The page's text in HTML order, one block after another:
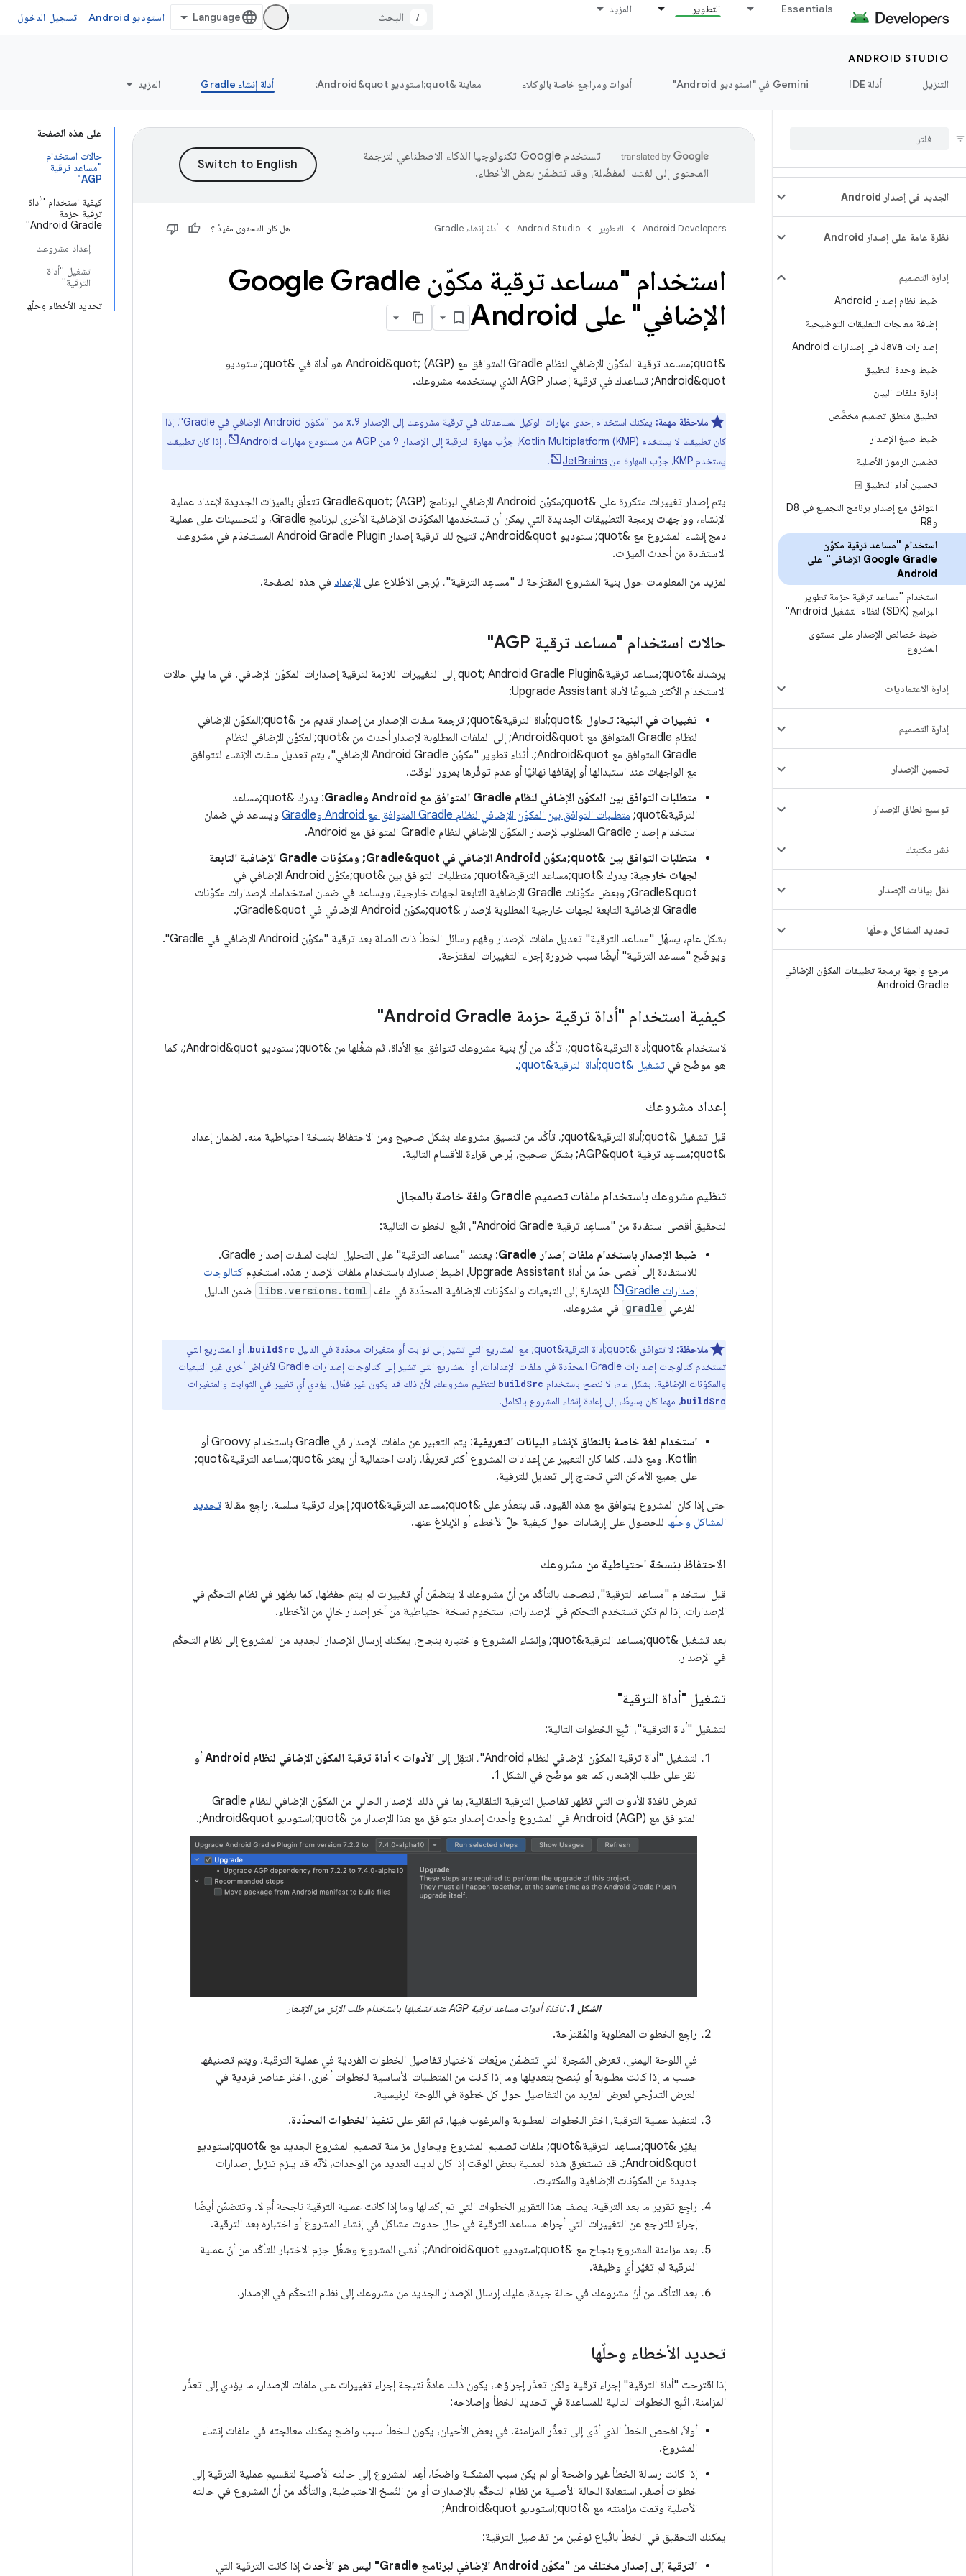
Essentials التطوير المزيد
/ استوديو Android تسجيل الدخول
ANDROID STUDIO
التنزيل
أدلة IDE ‫Gemini في "استوديو Android" أدوات ومراجع خاصة بالوكلاء معاينة &quot;استوديو Android&quot; أدلة إنشاء Gradle المزيد
الجديد في إصدار Android
نظرة عامة على إصدار Android
إدارة التصميم
ضبط نظام إصدار Android
إضافة معالجات التعليقات التوضيحية
إصدارات Java في إصدارات Android
ضبط وحدة التطبيق
إدارة ملفات البيان
تطبيق منطق تصميم مخصَّص
ضبط صيغ الإصدار
تضمين الرموز الأصلية
تحسين أداء التطبيق ⍈
التوافق مع إصدار برنامج التجميع في D8
وR8
استخدام "مساعد ترقية مكوّن
Google Gradle الإضافي" على
Android
استخدام "مساعد ترقية حزمة تطوير
البرامج (SDK) لنظام التشغيل Android"
ضبط خصائص الإصدار على مستوى
المشروع
إدارة الاعتماديات
إدارة التصميم
تحسين الإصدار
توسيع نطاق الإصدار
نشر مكتبتك
نقل بيانات الإصدار
تحديد المشاكل وحلّها
مرجع واجهة برمجة تطبيقات المكوّن الإضافي
Android Gradle
على هذه الصفحة
حالات استخدام
"مساعد ترقية
AGP"
كيفية استخدام "أداة
ترقية حزمة
Android Gradle"
إعداد مشروعك
تشغيل "أداة
الترقية"
تحديد الأخطاء وحلّها
تستخدم Google تكنولوجيا الذكاء الاصطناعي لترجمة
المحتوى إلى لغتك المفضّلة، وقد تتضمّن بعض الأخطاء.
Android Developers التطوير Android Studio أدلة إنشاء Gradle هل كان المحتوى مفيدًا؟
استخدام "مساعد ترقية مكوّن Google Gradle
الإضافي" على Android
&quot;مساعد ترقية المكوّن الإضافي لنظام Gradle المتوافق مع Android&quot; (AGP) هو أداة في &quot;استوديو
Android&quot; تساعدك في ترقية إصدار AGP الذي يستخدمه مشروعك.
ملاحظة مهمة:
يمكنك استخدام إحدى مهارات الوكيل لمساعدتك في ترقية مشروعك إلى الإصدار 9.x من "مكوّن Android الإضافي في Gradle". إذا
كان تطبيقك لا يستخدم Kotlin Multiplatform (KMP)، جرِّب مهارة الترقية إلى الإصدار 9 من AGP من
مستودع مهارات Android
. إذا كان تطبيقك
يستخدم KMP، جرِّب المهارة من
JetBrains
.
يتم إصدار تغييرات متكررة على &quot;مكوّن Android الإضافي لبرنامج Gradle&quot; (AGP) تتعلّق بالميزات الجديدة لإعداد عملية
الإنشاء، وواجهات برمجة التطبيقات الجديدة التي يمكن أن تستخدمها المكوّنات الإضافية الأخرى لبرنامج Gradle، والتحسينات على عملية
دمج إنشاء المشروع مع &quot;استوديو Android&quot;. تتيح لك ترقية إصدار Android Gradle Plugin المستخدَم في مشروعك
الاستفادة من أحدث الميزات.
لمزيد من المعلومات حول بنية المشروع المقترَحة لـ "مساعِد الترقية"، يُرجى الاطّلاع على الإعداد في هذه الصفحة.
حالات استخدام "مساعد ترقية AGP"
يرشدك &quot;مساعد ترقية&quot; Android Gradle Plugin إلى التغييرات اللازمة لترقية إصدارات المكوّن الإضافي. في ما يلي حالات
الاستخدام الأكثر شيوعًا لأداة Upgrade Assistant:
تغييرات في البنية
: تحاول &quot;أداة الترقية&quot; ترجمة ملفات الإصدار من إصدار قديم من &quot;المكوّن الإضافي
لنظام Gradle المتوافق مع Android&quot; إلى الملفات المطلوبة لإصدار أحدث من &quot;المكوّن الإضافي لنظام
Gradle المتوافق مع Android&quot;. أثناء تطوير "مكوّن Android Gradle الإضافي"، يتم تعديل ملفات الإنشاء لتتوافق
مع الواجهات عند استبدالها أو إيقافها نهائيًا أو عدم توفّرها بمرور الوقت.
متطلبات التوافق بين المكوّن الإضافي لنظام Gradle المتوافق مع Android وGradle
: يدرك &quot;مساعد
الترقية&quot;
متطلبات التوافق بين المكوّن الإضافي لنظام Gradle المتوافق مع Android وGradle
ويساعد في ضمان
استخدام إصدار Gradle المطلوب لإصدار المكوّن الإضافي لنظام Gradle المتوافق مع Android.
متطلبات التوافق بين &quot;مكوّن Android الإضافي في Gradle&quot; ومكوّنات Gradle الإضافية التابعة
لجهات خارجية
: يدرك &quot;مساعد الترقية&quot; متطلبات التوافق بين &quot;مكوّن Android الإضافي في
Gradle&quot; وبعض مكوّنات Gradle الإضافية التابعة لجهات خارجية، ويساعد في ضمان استخدامك لإصدارات مكوّنات
Gradle الإضافية التابعة لجهات خارجية المطلوبة لإصدار &quot;مكوّن Android الإضافي في Gradle&quot;.
بشكل عام، يسهّل "مساعد الترقية" تعديل ملفات الإصدار وفهم رسائل الخطأ ذات الصلة بعد ترقية "مكوّن Android الإضافي في Gradle".
ويوضّح "مساعد الترقية" أيضًا سبب ضرورة إجراء التغييرات المقترَحة.
كيفية استخدام "أداة ترقية حزمة Android Gradle"
لاستخدام &quot;أداة الترقية&quot;، تأكَّد من أنّ بنية مشروعك تتوافق مع الأداة، ثم شغِّلها من &quot;استوديو Android&quot;، كما
هو موضّح في تشغيل &quot;أداة الترقية&quot; .
إعداد مشروعك
قبل تشغيل &quot;أداة الترقية&quot;، تأكَّد من تنسيق مشروعك بشكل صحيح ومن الاحتفاظ بنسخة احتياطية منه. لضمان إعداد
&quot;مساعِد ترقية AGP&quot; بشكل صحيح، يُرجى قراءة الأقسام التالية.
تنظيم مشروعك باستخدام ملفات تصميم Gradle ولغة خاصة بالمجال
لتحقيق أقصى استفادة من "مساعِد ترقية Android Gradle"، اتّبِع الخطوات التالية:
ضبط الإصدار باستخدام ملفات إصدار Gradle
: يعتمد "مساعد الترقية" على التحليل الثابت لملفات إصدار Gradle.
للاستفادة إلى أقصى حدّ من أداة Upgrade Assistant، اضبط إصدارك باستخدام ملفات الإصدار هذه. استخدِم
كتالوجات
إصدارات Gradle
للإشارة إلى التبعيات والمكوّنات الإضافية المحدّدة في ملف libs.versions.toml ضمن الدليل
الفرعي gradle في مشروعك.
ملاحظة: لا تتوافق &quot;أداة الترقية&quot; مع المشاريع التي تشير إلى ثوابت أو متغيرات محدّدة في الدليل buildSrc، أو المشاريع التي
تستخدم كتالوجات إصدارات Gradle المحدّدة في ملفات الإعدادات، أو المشاريع التي تشير إلى كتالوجات إصدارات Gradle لأغراض أخرى غير التبعيات
والمكوّنات الإضافية. بشكل عام، لا ننصح باستخدام buildSrc لتنظيم مشروعك، لأنّ ذلك قد يكون غير فعّال. يؤدي أي تغيير في الثوابت والمتغيرات
buildSrc، مهما كان بسيطًا، إلى إعادة إنشاء المشروع بالكامل.
استخدام لغة خاصة بالنطاق لإنشاء البيانات التعريفية
: يتم التعبير عن ملفات الإصدار في Gradle باستخدام Groovy أو
Kotlin. ومع ذلك، كلما كان التعبير عن إعدادات المشروع أكثر تعريفًا، زادت احتمالية أن يعثر &quot;مساعد الترقية&quot;
على جميع الأماكن التي تحتاج إلى تعديل للترقية.
حتى إذا كان المشروع يتوافق مع هذه القيود، قد يتعذّر على &quot;مساعد الترقية&quot; إجراء ترقية سلسة. راجِع مقالة
تحديد
المشاكل وحلّها للحصول على إرشادات حول كيفية حلّ الأخطاء أو الإبلاغ عنها.
الاحتفاظ بنسخة احتياطية من مشروعك
قبل استخدام "مساعد الترقية"، ننصحك بالتأكّد من أنّ مشروعك لا يتضمّن أي تغييرات لم يتم حفظها، كما يظهر في نظام التحكّم في
الإصدارات. إذا لم تكن تستخدم التحكم في الإصدارات، استخدِم نسخة احتياطية من آخر إصدار خالٍ من الأخطاء.
بعد تشغيل &quot;مساعد الترقية&quot; وإنشاء المشروع واختباره بنجاح، يمكنك إرسال الإصدار الجديد من المشروع إلى نظام التحكّم
في الإصدار.
تشغيل "أداة الترقية"
لتشغيل "أداة الترقية"، اتّبِع الخطوات التالية:
لتشغيل "أداة ترقية المكوّن الإضافي لنظام Android"، انتقِل إلى
الأدوات > أداة ترقية المكوّن الإضافي لنظام Android
أو
انقر على طلب الإشعار، كما هو موضّح في الشكل 1.
تعرض نافذة الأدوات التي تظهر تفاصيل الترقية التلقائية، بما في ذلك الإصدار الحالي من المكوّن الإضافي لنظام Gradle
المتوافق مع Android (AGP) في المشروع وأحدث إصدار متوافق مع هذا الإصدار من &quot;استوديو Android&quot;.
الشكل 1. نافذة أدوات مساعد ترقية AGP عند تشغيلها باستخدام طلب الإذن من الإشعار
راجِع الخطوات المطلوبة والمُقترَحة.
في اللوحة اليمنى، تعرض الشجرة التي تتضمّن مربّعات الاختيار تفاصيل الخطوات الفردية في عملية الترقية، ويتم تصنيفها
حسب ما إذا كانت مطلوبة أو يُنصح بتعديلها وما إذا كانت من المتطلبات الأساسية لخطوات أخرى. اختَر عناصر فردية في
العرض التدرّجي لعرض المزيد من التفاصيل حول كل خطوة في اللوحة الرئيسية.
لتنفيذ عملية الترقية، اختَر الخطوات المطلوبة والمرغوب فيها، ثم انقر على تنفيذ الخطوات المحدّدة.
يغيّر &quot;مساعِد الترقية&quot; ملفات تصميم المشروع ويحاول مزامنة تصميم المشروع الجديد مع &quot;استوديو
Android&quot;. قد تستغرق هذه العملية بعض الوقت إذا كان لديك العديد من الوحدات، لأنّه قد يلزم تنزيل إصدارات
جديدة من المكوّنات الإضافية والمكتبات.
راجِع تقرير ما بعد الترقية. يصف هذا التقرير الخطوات التي تم إكمالها وما إذا كانت عملية الترقية ناجحة أم لا. وتتضمّن أيضًا
إجراءً للتراجع عن التغييرات التي أجراها مساعد الترقية في حال حدوث مشاكل في إنشاء المشروع أو اختباره بعد الترقية.
بعد مزامنة المشروع بنجاح مع &quot;استوديو Android&quot;، أنشئ المشروع وشغِّل حِزم الاختبار للتأكّد من أنّ عملية
الترقية لم تغيّر أي وظيفة.
بعد التأكّد من أنّ مشروعك في حالة جيدة، عليك إرسال الإصدار الجديد من مشروعك إلى نظام التحكّم في الإصدار.
تحديد الأخطاء وحلّها
إذا اقترحت "أداة الترقية" إجراء ترقية ولكن تعذّر إجراؤها، يكون ذلك عادةً نتيجة إجراء تغييرات على ملفات الإصدار، ما يؤدي إلى تعذُّر
المزامنة. اتّبِع الخطوات التالية للمساعدة في تحديد الخطأ وإصلاحه:
أولاً، افحص الخطأ الذي أدّى إلى تعذُّر المزامنة. في بعض الأحيان، يكون للخطأ سبب واضح يمكنك معالجته في ملفات إنشاء
المشروع.
إذا كانت رسالة الخطأ غير واضحة أو لم يكن سبب المشكلة واضحًا، أعِد المشروع إلى حالته الأصلية لتقسيم عملية الترقية إلى
خطوات أصغر. استعادة الحالة الأصلية من نظام التحكّم بالإصدارات أو من النُسخ الاحتياطية، والتأكّد من أنّ المشروع في حالته
الأصلية وتمت مزامنته مع &quot;استوديو Android&quot;
يمكنك التحقيق في الخطأ باتّباع نوعَين من تفاصيل الترقية:
الترقية إلى إصدار مختلف من "مكوّن Android الإضافي لبرنامج Gradle" ليس هو الأحدث
إذا كانت الترقية التي